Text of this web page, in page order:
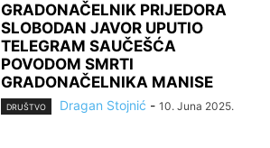
GRADONAČELNIK PRIJEDORA
SLOBODAN JAVOR UPUTIO
TELEGRAM SAUČEŠĆA
POVODOM SMRTI
GRADONAČELNIKA MANISE
DRUŠTVO Dragan Stojnić - 10. Juna 2025.